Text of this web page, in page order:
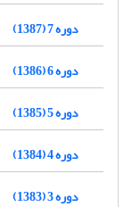
دوره 7 (1387)
دوره 6 (1386)
دوره 5 (1385)
دوره 4 (1384)
دوره 3 (1383)